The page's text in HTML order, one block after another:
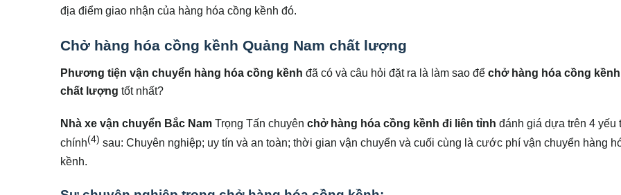
địa điểm giao nhận của hàng hóa cồng kềnh đó.
Chở hàng hóa cồng kềnh Quảng Nam chất lượng
Phương tiện vận chuyển hàng hóa cồng kềnh đã có và câu hỏi đặt ra là làm sao để chở hàng hóa cồng
chất lượng tốt nhất?
Nhà xe vận chuyển Bắc Nam Trọng Tấn chuyên chở hàng hóa cồng kềnh đi liên tỉnh đánh giá dựa trên 4 yếu
chính(4) sau: Chuyên nghiệp; uy tín và an toàn; thời gian vận chuyển và cuối cùng là cước phí vận chuyển hàng
kềnh.